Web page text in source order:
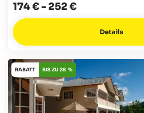
174 €- 252 €
Details
RABATT BIS ZU 28 %